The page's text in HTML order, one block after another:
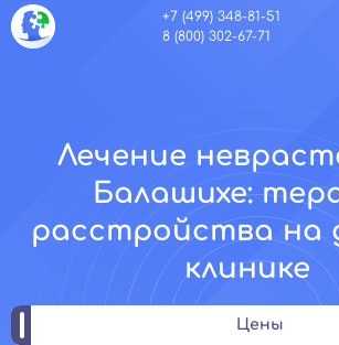
+7 (499) 348-81-51
8 (800) 302-67-71
Лечение
Балашихе:
расстройства на
клинике
Цены